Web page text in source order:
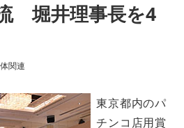
流 堀井理事長を4
関連
東京都内のパ
チンコ店用賞